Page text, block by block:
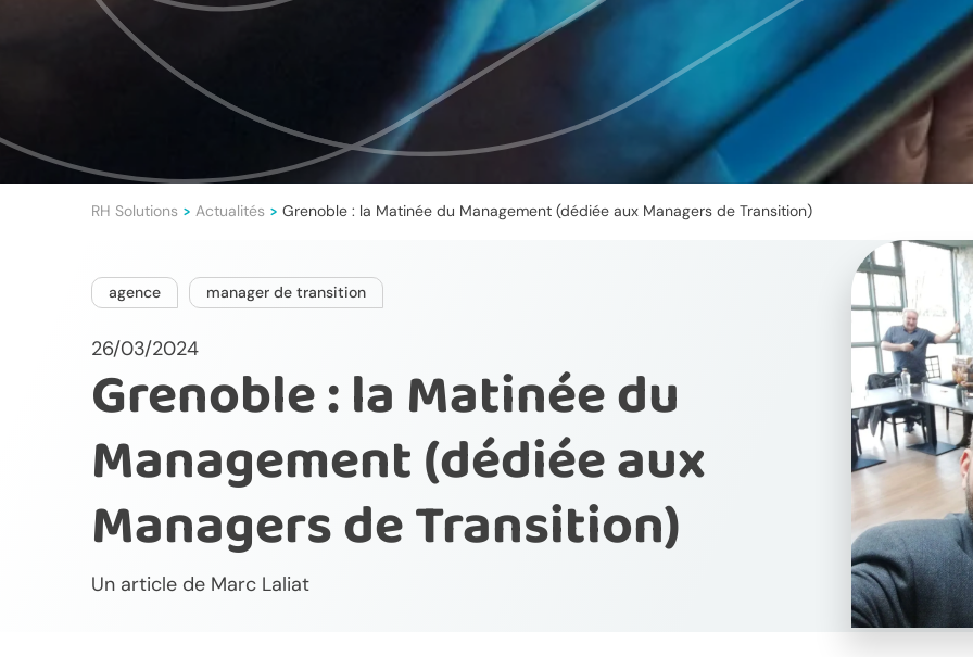
RH Solutions > Actualités > Grenoble : la Matinée du Management (dédiée aux Managers de Transition)
agence manager de transition
26/03/2024
Grenoble : la Matinée du
Management (dédiée aux
Managers de Transition)
Un article de Marc Laliat